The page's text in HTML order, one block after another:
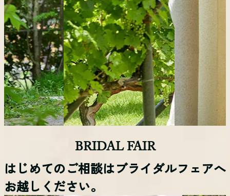
BRIDAL FAIR
はじめてのご相談はブライダルフェアへ
お越しください。